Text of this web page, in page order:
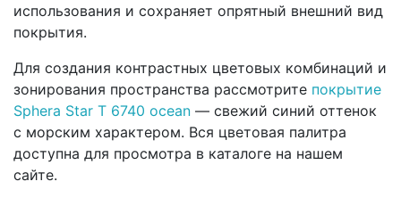
использования и сохраняет опрятный внешний вид
покрытия.
Для создания контрастных цветовых комбинаций и
зонирования пространства рассмотрите покрытие
Sphera Star T 6740 ocean — свежий синий оттенок
с морским характером. Вся цветовая палитра
доступна для просмотра в каталоге на нашем
сайте.